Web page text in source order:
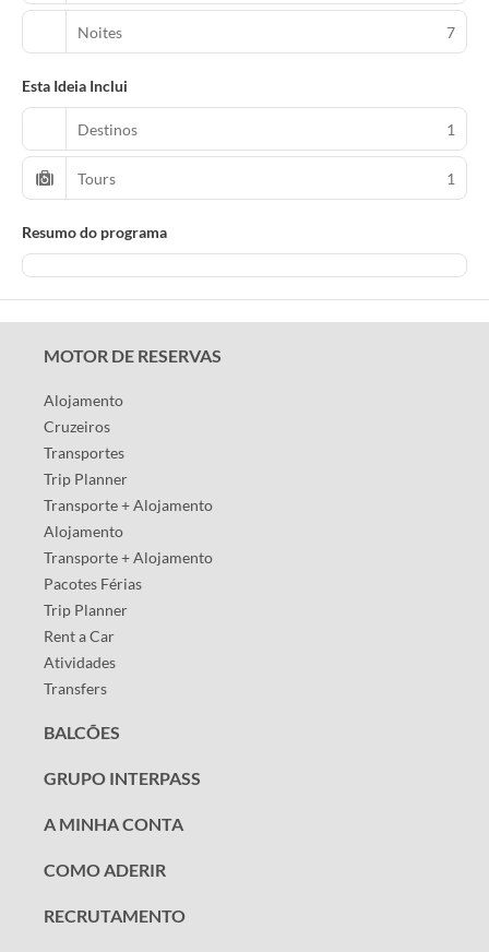
Noites 7
Esta Ideia Inclui
Destinos 1
Tours 1
Resumo do programa
MOTOR DE RESERVAS
Alojamento
Cruzeiros
Transportes
Trip Planner
Transporte + Alojamento
Alojamento
Transporte + Alojamento
Pacotes Férias
Trip Planner
Rent a Car
Atividades
Transfers
BALCÕES
GRUPO INTERPASS
A MINHA CONTA
COMO ADERIR
RECRUTAMENTO